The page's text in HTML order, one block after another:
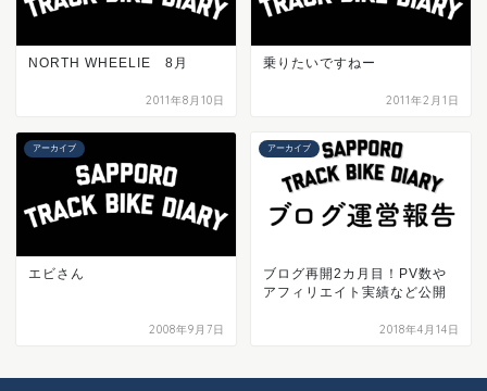
NORTH WHEELIE 8月
2011年8月10日
乗りたいですねー
2011年2月1日
アーカイブ
エビさん
2008年9月7日
アーカイブ
ブログ再開2カ月目！PV数や
アフィリエイト実績など公開
2018年4月14日